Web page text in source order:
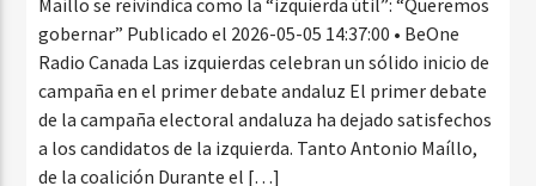
gobernar” Publicado el 2026-05-05 14:37:00 • BeOne
Radio Canada Las izquierdas celebran un sólido inicio de
campaña en el primer debate andaluz El primer debate
de la campaña electoral andaluza ha dejado satisfechos
a los candidatos de la izquierda. Tanto Antonio Maíllo,
de la coalición Durante el […]